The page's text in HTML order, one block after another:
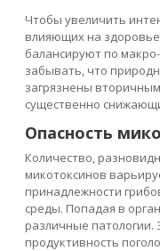
Чтобы увеличить
влияющих на
балансируют по
забывать, что
загрязнены
существенно
Опасность
Количество,
микотоксинов
принадлежности
среды. Попадая в
различные патологии.
продуктивность